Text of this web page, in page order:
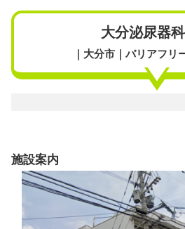
大分泌尿器
｜大分市｜バリアフリ
施設案内